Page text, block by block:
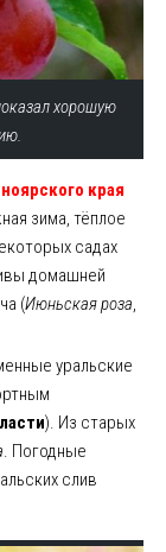
хорошую
края
зима, тёплое
садах
домашней
(Июньская роза,
уральские
). Из старых
. Погодные
слив